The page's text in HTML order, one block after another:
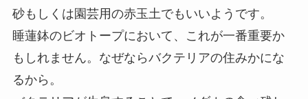
砂もしくは園芸用の赤玉土でもいいようです。
睡蓮鉢のビオトープにおいて、これが一番重要か
もしれません。なぜならバクテリアの住みかにな
るから。